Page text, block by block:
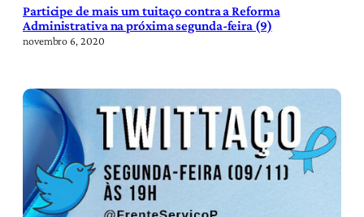
Participe de mais um tuitaço contra a Reforma
Administrativa na próxima segunda-feira (9)
novembro 6, 2020